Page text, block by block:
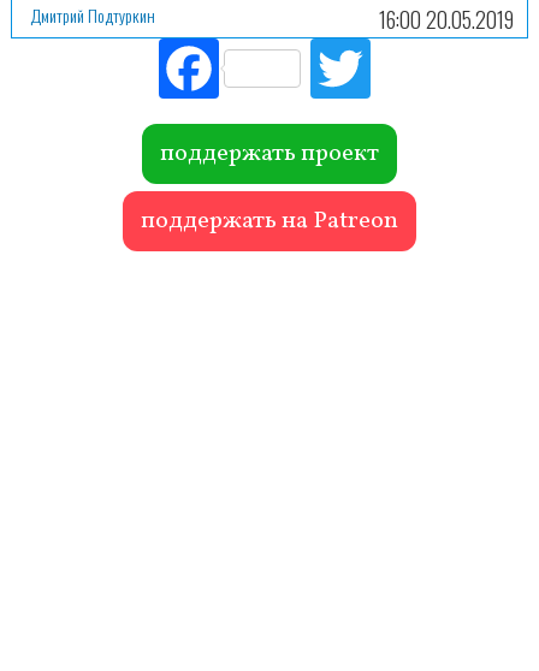
Дмитрий Подтуркин 16:00 20.05.2019
Fac
ebo
ok r
поддержать проект
поддержать на Patreon